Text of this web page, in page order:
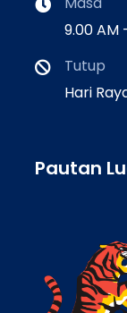
9.00 AM
Tutup
Hari
Pautan